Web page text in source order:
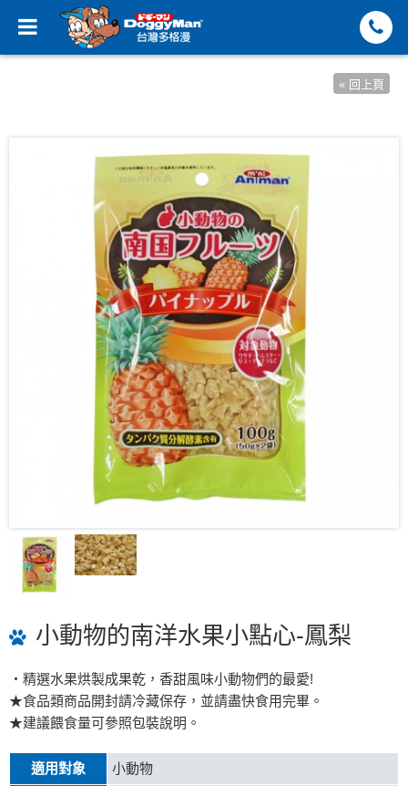
« 回上頁
小動物的南洋水果小點心-鳳梨
・精選水果烘製成果乾，香甜風味小動物們的最愛!
★食品類商品開封請冷藏保存，並請盡快食用完畢。
★建議餵食量可參照包裝說明。
適用對象 小動物